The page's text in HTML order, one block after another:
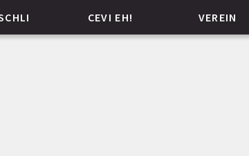
CEVI EH! VEREIN